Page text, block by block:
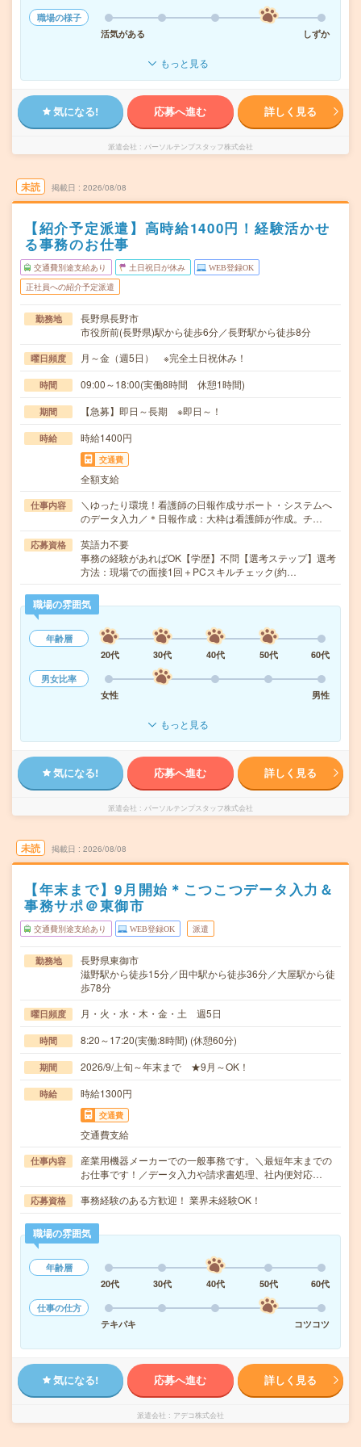
職場の様子
活気がある
しずか
もっと見る
気になる! 応募へ進む 詳しく見る
派遣会社 パーソルテンプスタッフ株式会社
未読 掲載日 2026/08/08
【紹介予定派遣】高時給1400円！経験活かせ
る事務のお仕事
交通費別途支給あり 土日祝日が休み WEB登録OK
正社員への紹介予定派遣
勤務地
長野県長野市
市役所前(長野県)駅から徒歩6分／長野駅から徒歩8分
曜日頻度 月～金（週5日） ※完全土日祝休み！
時間 09:00～18:00(実働8時間 休憩1時間)
期間 【急募】即日～長期 ※即日～！
時給 時給1400円
交通費
全額支給
仕事内容
＼ゆったり環境！看護師の日報作成サポート・システムへ
のデータ入力／＊日報作成：大枠は看護師が作成。チ…
応募資格
英語力不要
事務の経験があればOK【学歴】不問【選考ステップ】選考
方法：現場での面接1回＋PCスキルチェック(約…
職場の雰囲気
年齢層
20代
30代 40代 50代
60代
男女比率
女性
男性
もっと見る
気になる! 応募へ進む 詳しく見る
派遣会社 パーソルテンプスタッフ株式会社
未読 掲載日 2026/08/08
【年末まで】9月開始＊こつこつデータ入力＆
事務サポ＠東御市
交通費別途支給あり WEB登録OK 派遣
勤務地
長野県東御市
滋野駅から徒歩15分／田中駅から徒歩36分／大屋駅から徒
歩78分
曜日頻度 月・火・水・木・金・土 週5日
時間 8:20～17:20(実働:8時間) (休憩60分)
期間 2026/9/上旬～年末まで ★9月～OK！
時給 時給1300円
交通費
交通費支給
仕事内容
産業用機器メーカーでの一般事務です。＼最短年末までの
お仕事です！／データ入力や請求書処理、社内便対応…
応募資格 事務経験のある方歓迎！ 業界未経験OK！
職場の雰囲気
年齢層
20代
30代 40代 50代
60代
仕事の仕方
テキパキ
コツコツ
気になる! 応募へ進む 詳しく見る
派遣会社 アデコ株式会社